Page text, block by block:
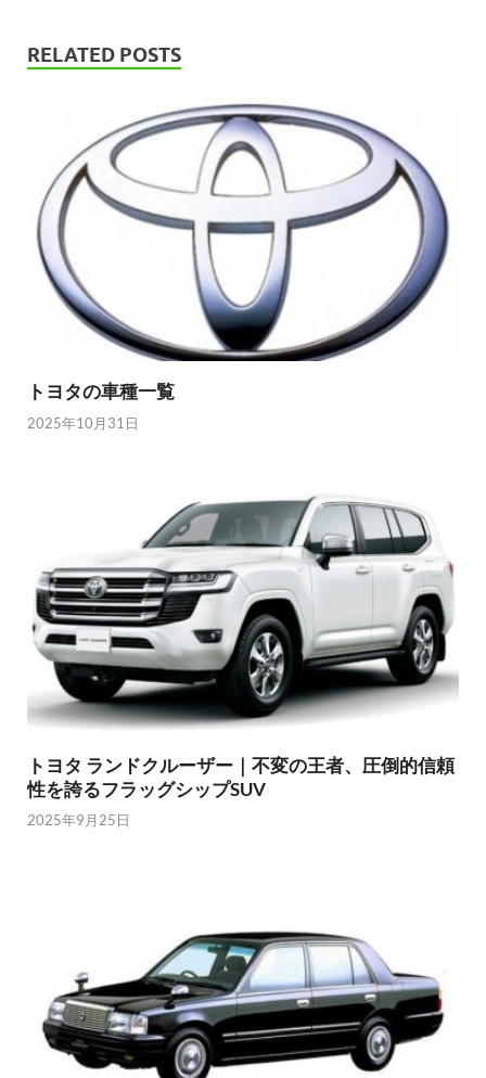
RELATED POSTS
トヨタの車種一覧
2025年10月31日
トヨタ ランドクルーザー｜不変の王者、圧倒的信頼
性を誇るフラッグシップSUV
2025年9月25日